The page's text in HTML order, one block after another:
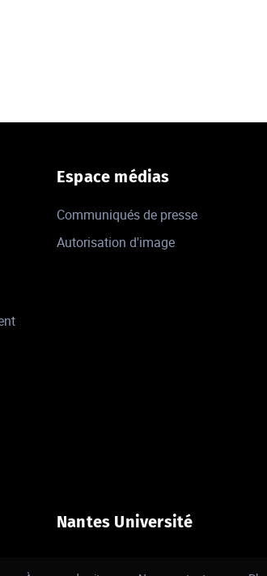
Espace médias
Communiqués de presse
Autorisation d'image
Nantes Université